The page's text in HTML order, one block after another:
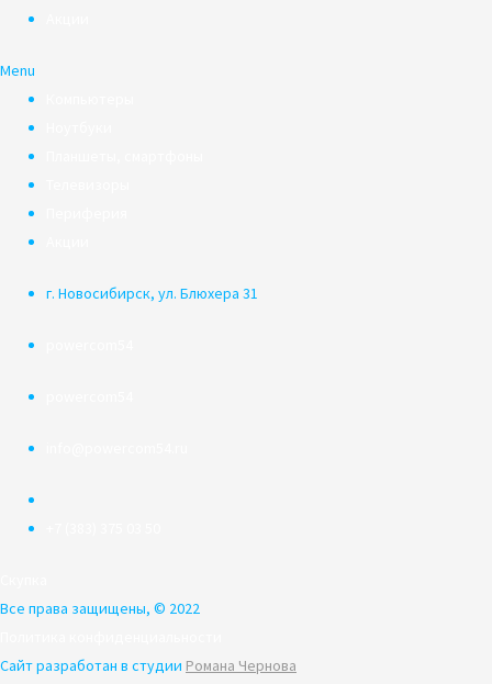
Menu
г. Новосибирск, ул. Блюхера 31
Все права защищены, © 2022
Сайт разработан в студии Романа Чернова